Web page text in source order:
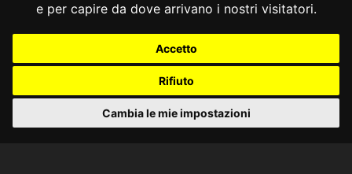
e per capire da dove arrivano i nostri visitatori.
Accetto
Rifiuto
Cambia le mie impostazioni